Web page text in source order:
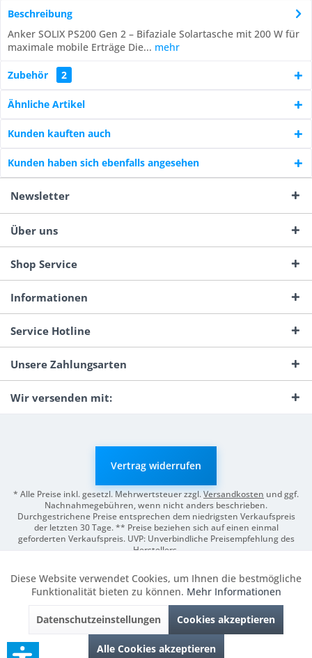
Beschreibung
Anker SOLIX PS200 Gen 2 – Bifaziale Solartasche mit 200 W für
maximale mobile Erträge Die... mehr
Zubehör 2
Ähnliche Artikel
Kunden kauften auch
Kunden haben sich ebenfalls angesehen
Newsletter
Über uns
Shop Service
Informationen
Service Hotline
Unsere Zahlungsarten
Wir versenden mit:
Vertrag widerrufen
* Alle Preise inkl. gesetzl. Mehrwertsteuer zzgl.Versandkosten und ggf.
Nachnahmegebühren, wenn nicht anders beschrieben.
Durchgestrichene Preise entsprechen dem niedrigsten Verkaufspreis
der letzten 30 Tage. ** Preise beziehen sich auf einen einmal
geforderten Verkaufspreis. UVP: Unverbindliche Preisempfehlung des
Herstellers.
Funktionale Aktiv
Marketing Inaktiv
Diese Website verwendet Cookies, um Ihnen die bestmögliche
Funktionalität bieten zu können. Mehr Informationen
Datenschutzeinstellungen Cookies akzeptieren
Alle Cookies akzeptieren